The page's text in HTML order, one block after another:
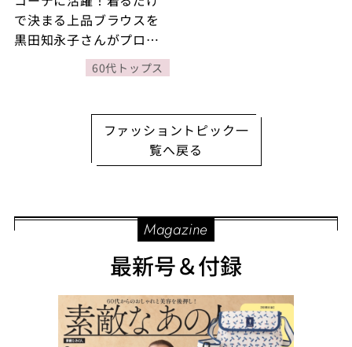
で決まる上品ブラウスを
黒田知永子さんがプロデ
60代トップス
ファッショントピック一
覧へ戻る
Magazine
最新号＆付録